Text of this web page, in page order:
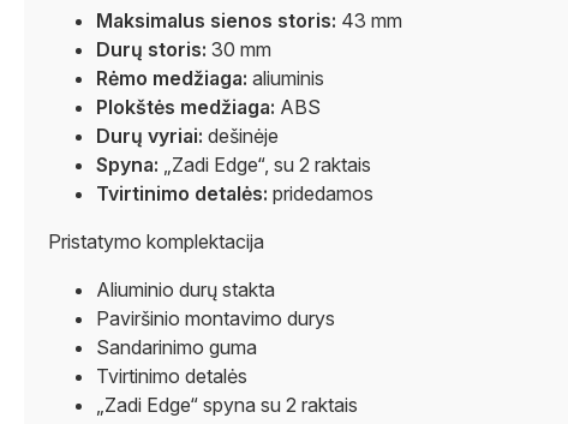
Maksimalus sienos storis: 43 mm
Durų storis: 30 mm
Rėmo medžiaga: aliuminis
Plokštės medžiaga: ABS
Durų vyriai: dešinėje
Spyna: „Zadi Edge“, su 2 raktais
Tvirtinimo detalės: pridedamos
Pristatymo komplektacija
Aliuminio durų stakta
Paviršinio montavimo durys
Sandarinimo guma
Tvirtinimo detalės
„Zadi Edge“ spyna su 2 raktais